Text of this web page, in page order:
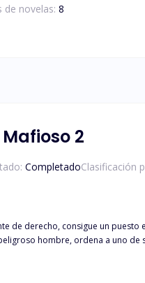
de novelas: 8
2
CompletadoClasificación
de derecho, consigue un
hombre, ordena a uno
destruirla. Detrás de la